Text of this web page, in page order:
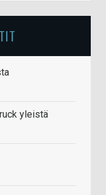
yleistä